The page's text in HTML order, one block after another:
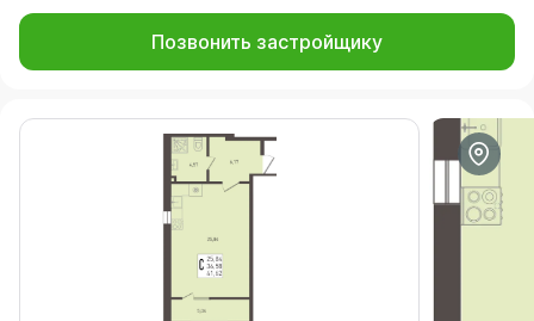
Позвонить застройщику